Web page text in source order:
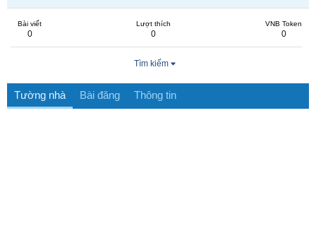
Bài viết
0
Lượt thích
0
VNB Token
0
Tìm kiếm
Tường nhà Bài đăng Thông tin